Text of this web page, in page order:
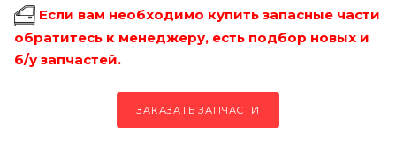
Если вам необходимо купить запасные части
обратитесь к менеджеру, есть подбор новых и
б/у запчастей.
ЗАКАЗАТЬ ЗАПЧАСТИ